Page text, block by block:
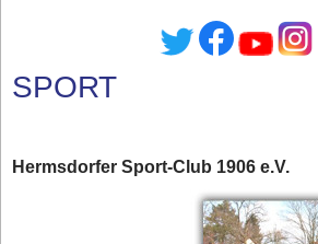
SPORT
Hermsdorfer Sport-Club 1906 e.V.